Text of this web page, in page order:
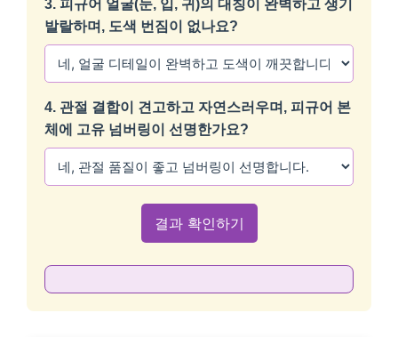
3. 피규어 얼굴(눈, 입, 귀)의 대칭이 완벽하고 생기
발랄하며, 도색 번짐이 없나요?
4. 관절 결합이 견고하고 자연스러우며, 피규어 본
체에 고유 넘버링이 선명한가요?
결과 확인하기